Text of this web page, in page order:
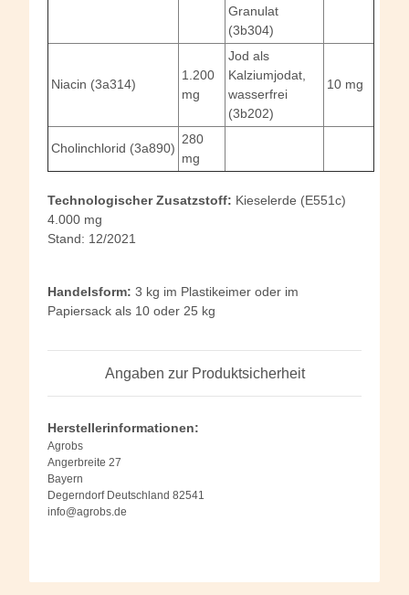
Granulat
(3b304)
Niacin (3a314)
1.200
mg
Jod als
Kalziumjodat,
wasserfrei
(3b202)
10 mg
Cholinchlorid (3a890)
280
mg
Technologischer Zusatzstoff: Kieselerde (E551c)
4.000 mg
Stand: 12/2021
Handelsform: 3 kg im Plastikeimer oder im
Papiersack als 10 oder 25 kg
Angaben zur Produktsicherheit
Herstellerinformationen:
Agrobs
Angerbreite 27
Bayern
Degerndorf Deutschland 82541
info@agrobs.de